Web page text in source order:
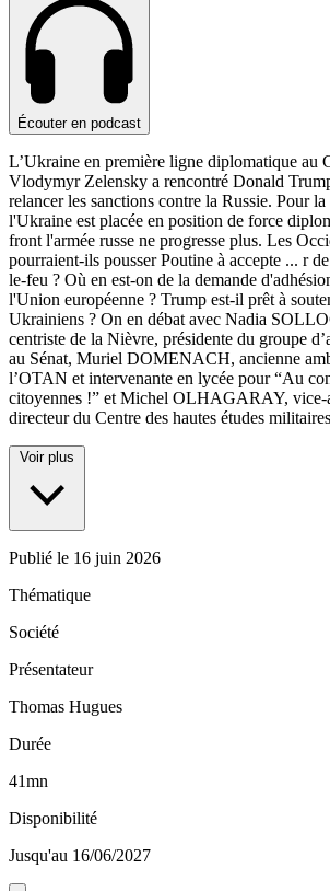
Écouter en podcast
L’Ukraine en première ligne diplomatique au
Vlodymyr Zelensky a rencontré Donald
relancer les sanctions contre la Russie. Pour
l'Ukraine est placée en position de force
front l'armée russe ne progresse plus. Les
pourraient-ils pousser Poutine à accepte ... r
le-feu ? Où en est-on de la demande
l'Union européenne ? Trump est-il prêt à
Ukrainiens ? On en débat avec Nadia
centriste de la Nièvre, présidente du groupe
au Sénat, Muriel DOMENACH, ancienne
l’OTAN et intervenante en lycée pour “Au
citoyennes !” et Michel OLHAGARAY, vice-
directeur du Centre des hautes études
Voir plus
Publié le 16 juin 2026
Thématique
Société
Présentateur
Thomas Hugues
Durée
41mn
Disponibilité
Jusqu'au 16/06/2027